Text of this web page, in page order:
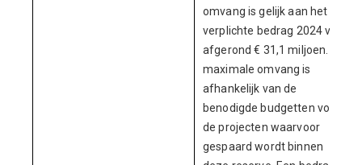
omvang is gelijk aan het
verplichte bedrag 2024 van
afgerond € 31,1 miljoen. De
maximale omvang is
afhankelijk van de
benodigde budgetten voor
de projecten waarvoor
gespaard wordt binnen